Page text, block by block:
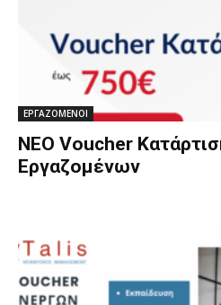
ΕΡΓΑΖΟΜΕΝΟΙ
ΝΕΟ Voucher
Εργαζομένων